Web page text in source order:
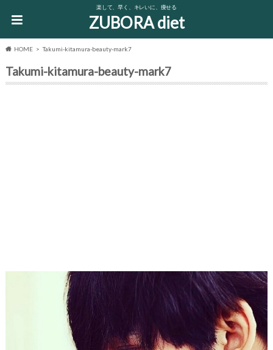
楽して、早く、キレいに、痩せる
ZUBORA diet
HOME Takumi-kitamura-beauty-mark7
Takumi-kitamura-beauty-mark7